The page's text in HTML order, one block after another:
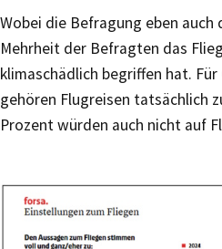
Wobei die Befragung eben
Mehrheit der Befragten das
klimaschädlich begriffen hat.
gehören Flugreisen tatsächlich
Prozent würden auch nicht auf